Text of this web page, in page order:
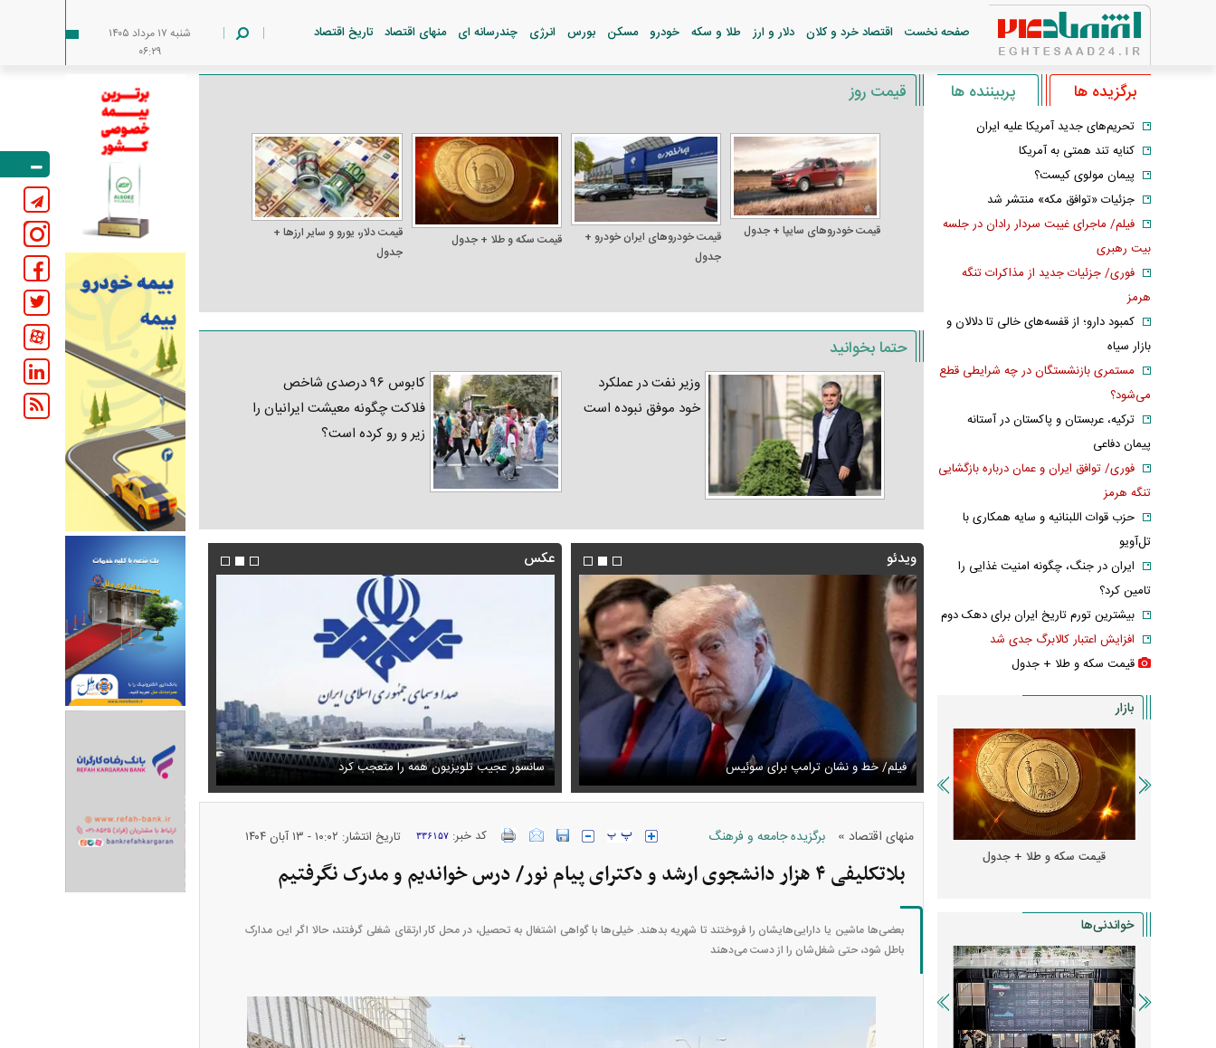
صفحه نخست اقتصاد خرد و کلان دلار و ارز طلا و سکه خودرو مسکن بورس انرژی چندرسانه ای منهای اقتصاد تاریخ اقتصاد
شنبه ۱۷ مرداد ۱۴۰۵
۰۶:۲۹
قیمت روز
قیمت خودرو‌های سایپا + جدول
قیمت خودرو‌های ایران خودرو +
جدول
قیمت سکه و طلا + جدول
قیمت دلار، یورو و سایر ارز‌ها +
جدول
حتما بخوانید
وزیر نفت در عملکرد
خود موفق نبوده است
کابوس ۹۶ درصدی شاخص
فلاکت چگونه معیشت ایرانیان را
زیر و رو کرده است؟
ویدئو
قالیباف خواهش کردیم که رئیس تیم مذاکره‌کننده
فیلم/ خط و نشان ترامپ برای سوئیس
فیلم/ توصیه رهبر شهید درباره احتمال اسارت مجتبی و مصطفی
خامنه ای
فیلم/پزشکیان:از قالیباف خواهش کردیم که رئیس
شود
عکس
جدید صابر ابر در فضای مجازی پربازدید شد عکس دیده‌نشده ظل‌السلطنه نوه ناصرالدین شاه در لباس دامادی سانسور عجیب تلویزیون همه را متعجب کرد استایل جدید صابر ابر در فضای مجازی
منهای اقتصاد » برگزیده جامعه و فرهنگ کد خبر:۳۳۶۱۵۷ تاریخ انتشار: ۱۰:۰۲ - ۱۳ آبان ۱۴۰۴
بلاتکلیفی ۴ هزار دانشجوی ارشد و دکترای پیام نور/ درس خواندیم و مدرک نگرفتیم
بعضی‌ها ماشین یا دارایی‌هایشان را فروختند تا شهریه بدهند. خیلی‌ها با گواهی اشتغال به تحصیل، در محل کار ارتقای شغلی گرفتند، حالا اگر این مدارک
باطل شود، حتی شغل‌شان را از دست می‌دهند
برگزیده ها پربیننده ها
تحریم‌های جدید آمریکا علیه ایران
کنایه تند همتی به آمریکا
پیمان مولوی کیست؟
جزئیات «توافق مکه» منتشر شد
فیلم/ ماجرای غیبت سردار رادان در جلسه
بیت رهبری
فوری/ جزئیات جدید از مذاکرات تنگه
هرمز
کمبود دارو؛ از قفسه‌های خالی تا دلالان و
بازار سیاه
مستمری بازنشستگان در چه شرایطی قطع
می‌شود؟
ترکیه، عربستان و پاکستان در آستانه
پیمان دفاعی
فوری/ توافق ایران و عمان درباره بازگشایی
تنگه هرمز
حزب قوات اللبنانیه و سایه همکاری با
تل‌آویو
ایران در جنگ، چگونه امنیت غذایی را
تامین کرد؟
بیشترین تورم تاریخ ایران برای دهک دوم
افزایش اعتبار کالابرگ جدی شد
قیمت سکه و طلا + جدول
بازار
قیمت سکه و طلا + جدول
خواندنی‌ها